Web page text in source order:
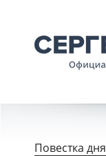
Повестка дня